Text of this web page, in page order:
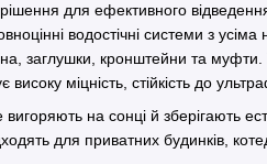
для ефективного
водостічні системи з
заглушки, кронштейни та муфти.
міцність, стійкість до
на сонці й зберігають
для приватних будинків,